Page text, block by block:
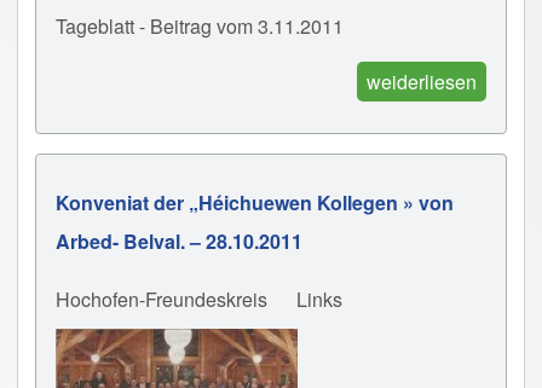
Tageblatt - Beitrag vom 3.11.2011
weiderliesen
Konveniat der „Héichuewen Kollegen » von
Arbed- Belval. – 28.10.2011
Hochofen-Freundeskreis Links